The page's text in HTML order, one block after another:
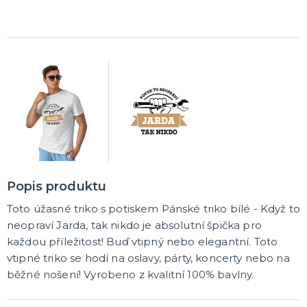
MAKE-UP, UMĚLÉ ŘASY A DEKORACE NA KŮŽI
Vodou ředitelná líčidla
Olejová líčidla
Hororové efekty
Umělé řasy, tetování a rtěnky
DALŠÍ KATEGORIE
PARUKY, PŘÍČESKY, VOUSY
Afro paruky
Dámské karnevalové paruky
KLOBOUKY, PŘILBY A ČEPICE
Helmy, přilby
Popis produktu
Toto úžasné triko s potiskem Pánské triko bílé - Když to
neopraví Jarda, tak nikdo je absolutní špička pro
každou příležitost! Buď vtipný nebo elegantní. Toto
vtipné triko se hodí na oslavy, párty, koncerty nebo na
běžné nošení! Vyrobeno z kvalitní 100% bavlny.